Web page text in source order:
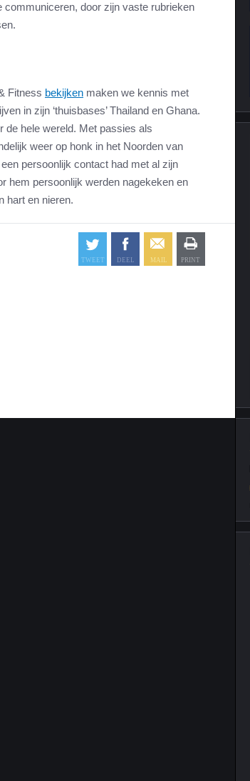
door zijn vaste rubrieken
Fitness bekijken maken we kennis met
in zijn ‘thuisbases’ Thailand en Ghana.
de hele wereld. Met passies als
weer op honk in het Noorden van
persoonlijk contact had met al zijn
hem persoonlijk werden nagekeken en
hart en nieren.